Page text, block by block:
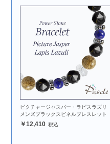
ピクチャージャスパー・ラピスラズリ
メンズブラックスピネルブレスレット
12,410